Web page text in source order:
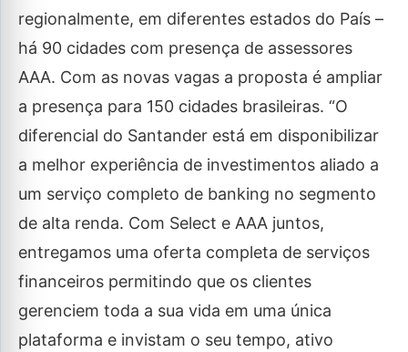
regionalmente, em diferentes estados do País –
há 90 cidades com presença de assessores
AAA. Com as novas vagas a proposta é ampliar
a presença para 150 cidades brasileiras. “O
diferencial do Santander está em disponibilizar
a melhor experiência de investimentos aliado a
um serviço completo de banking no segmento
de alta renda. Com Select e AAA juntos,
entregamos uma oferta completa de serviços
financeiros permitindo que os clientes
gerenciem toda a sua vida em uma única
plataforma e invistam o seu tempo, ativo